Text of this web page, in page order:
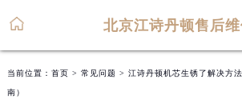
北京江诗丹顿售后
当前位置： 首页 > 常见问题 > 江诗丹顿机芯生锈了解决方
南）